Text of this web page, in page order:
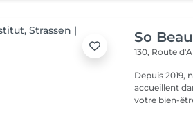
So
130, Route
Depuis 2019,
accueillent
votre bien-